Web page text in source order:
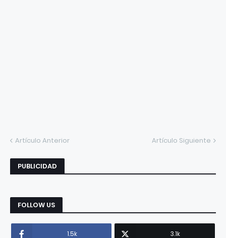
Artículo Anterior Artículo Siguiente
PUBLICIDAD
FOLLOW US
1.5k 3.1k